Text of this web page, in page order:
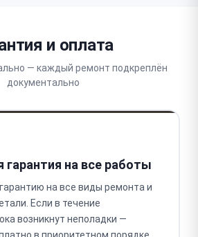
и оплата
— каждый ремонт подкреплён
документально
гарантия на все работы
на все виды ремонта и
Если в течение
возникнут неполадки —